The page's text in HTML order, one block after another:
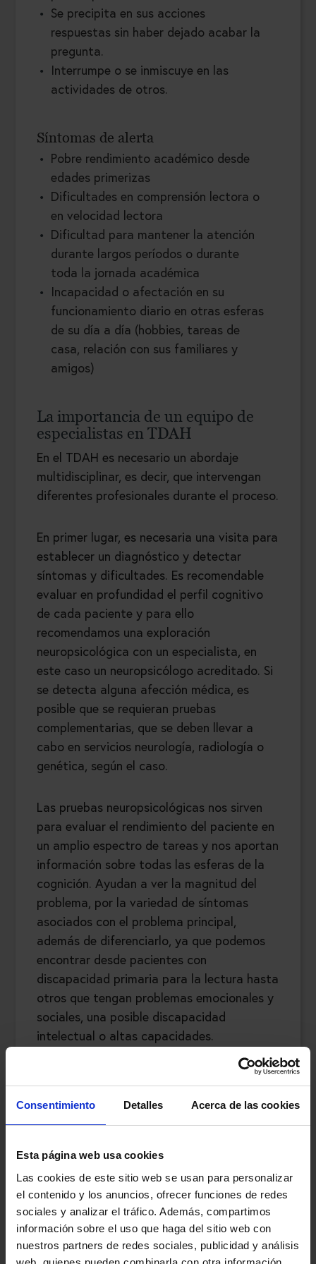
Consentimiento Detalles Acerca de las cookies
Esta página web usa cookies
Las cookies de este sitio web se usan para personalizar
el contenido y los anuncios, ofrecer funciones de redes
sociales y analizar el tráfico. Además, compartimos
información sobre el uso que haga del sitio web con
nuestros partners de redes sociales, publicidad y análisis
Se precipita en sus acciones
respuestas sin haber dejado acabar la
pregunta.
Interrumpe o se inmiscuye en las
actividades de otros.
Síntomas de alerta
Pobre rendimiento académico desde
edades primerizas
Dificultades en comprensión lectora o
en velocidad lectora
Dificultad para mantener la atención
durante largos períodos o durante
toda la jornada académica
Incapacidad o afectación en su
funcionamiento diario en otras esferas
de su día a día (hobbies, tareas de
casa, relación con sus familiares y
amigos)
La importancia de un equipo de
especialistas en TDAH
En el TDAH es necesario un abordaje
multidisciplinar, es decir, que intervengan
diferentes profesionales durante el proceso.
En primer lugar, es necesaria una visita para
establecer un diagnóstico y detectar
síntomas y dificultades. Es recomendable
evaluar en profundidad el perfil cognitivo
de cada paciente y para ello
recomendamos una exploración
neuropsicológica con un especialista, en
este caso un neuropsicólogo acreditado. Si
se detecta alguna afección médica, es
posible que se requieran pruebas
complementarias, que se deben llevar a
cabo en servicios neurología, radiología o
genética, según el caso.
Las pruebas neuropsicológicas nos sirven
para evaluar el rendimiento del paciente en
un amplio espectro de tareas y nos aportan
información sobre todas las esferas de la
cognición. Ayudan a ver la magnitud del
problema, por la variedad de síntomas
asociados con el problema principal,
además de diferenciarlo, ya que podemos
encontrar desde pacientes con
discapacidad primaria para la lectura hasta
otros que tengan problemas emocionales y
sociales, una posible discapacidad
intelectual o altas capacidades.
información clínica relevante, que nos
servirá para el diagnóstico y tratamiento.
La evaluación neuropsicológica también se
utiliza en adultos, para descartar alguna
patología neurológica o mental y agilizar el